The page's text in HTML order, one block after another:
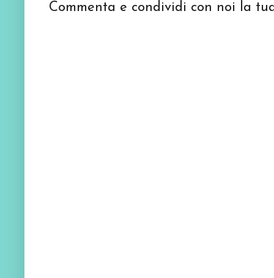
Commenta e condividi con noi la